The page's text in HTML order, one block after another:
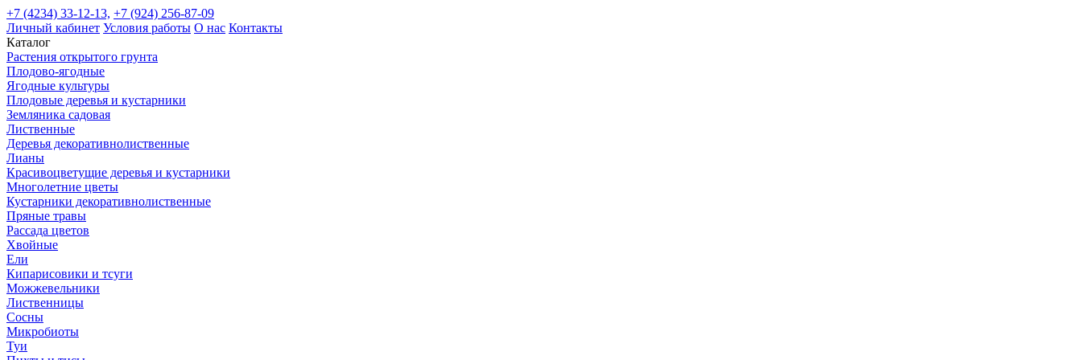
+7 (4234) 33-12-13, +7 (924) 256-87-09
Личный кабинет Условия работы О нас Контакты
Каталог
Растения открытого грунта
Плодово-ягодные
Ягодные культуры
Плодовые деревья и кустарники
Земляника садовая
Лиственные
Деревья декоративнолиственные
Лианы
Красивоцветущие деревья и кустарники
Многолетние цветы
Кустарники декоративнолиственные
Пряные травы
Рассада цветов
Хвойные
Ели
Кипарисовики и тсуги
Можжевельники
Лиственницы
Сосны
Микробиоты
Туи